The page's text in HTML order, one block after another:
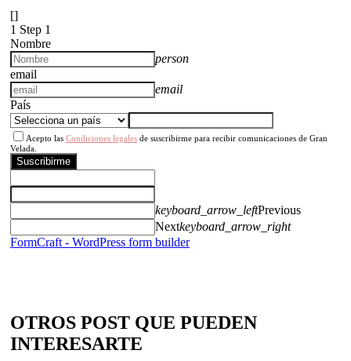
[]
1 Step 1
Nombre
person
email
email
País
Acepto las Condiciones legales de suscribirme para recibir comunicaciones de Gran
Velada.
Suscribirme
keyboard_arrow_leftPrevious
Nextkeyboard_arrow_right
FormCraft - WordPress form builder
OTROS POST QUE PUEDEN
INTERESARTE